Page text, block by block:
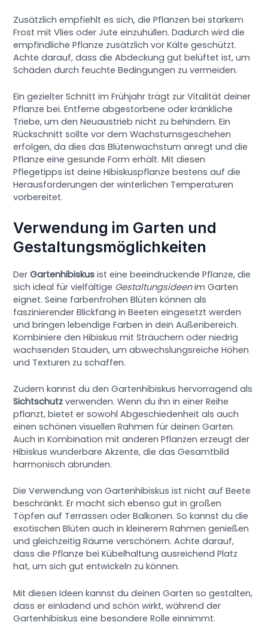
Zusätzlich empfiehlt es sich, die Pflanzen bei starkem
Frost mit Vlies oder Jute einzuhüllen. Dadurch wird die
empfindliche Pflanze zusätzlich vor Kälte geschützt.
Achte darauf, dass die Abdeckung gut belüftet ist, um
Schäden durch feuchte Bedingungen zu vermeiden.
Ein gezielter Schnitt im Frühjahr trägt zur Vitalität deiner
Pflanze bei. Entferne abgestorbene oder kränkliche
Triebe, um den Neuaustrieb nicht zu behindern. Ein
Rückschnitt sollte vor dem Wachstumsgeschehen
erfolgen, da dies das Blütenwachstum anregt und die
Pflanze eine gesunde Form erhält. Mit diesen
Pflegetipps ist deine Hibiskuspflanze bestens auf die
Herausforderungen der winterlichen Temperaturen
vorbereitet.
Verwendung im Garten und
Gestaltungsmöglichkeiten
DerGartenhibiskus ist eine beeindruckende Pflanze, die
sich ideal für vielfältige Gestaltungsideenim Garten
eignet. Seine farbenfrohen Blüten können als
faszinierender Blickfang in Beeten eingesetzt werden
und bringen lebendige Farben in dein Außenbereich.
Kombiniere den Hibiskus mit Sträuchern oder niedrig
wachsenden Stauden, um abwechslungsreiche Höhen
und Texturen zu schaffen.
Zudem kannst du den Gartenhibiskus hervorragend als
Sichtschutz verwenden. Wenn du ihn in einer Reihe
pflanzt, bietet er sowohl Abgeschiedenheit als auch
einen schönen visuellen Rahmen für deinen Garten.
Auch in Kombination mit anderen Pflanzen erzeugt der
Hibiskus wunderbare Akzente, die das Gesamtbild
harmonisch abrunden.
Die Verwendung von Gartenhibiskus ist nicht auf Beete
beschränkt. Er macht sich ebenso gut in großen
Töpfen auf Terrassen oder Balkonen. So kannst du die
exotischen Blüten auch in kleinerem Rahmen genießen
und gleichzeitig Räume verschönern. Achte darauf,
dass die Pflanze bei Kübelhaltung ausreichend Platz
hat, um sich gut entwickeln zu können.
Mit diesen Ideen kannst du deinen Garten so gestalten,
dass er einladend und schön wirkt, während der
Gartenhibiskus eine besondere Rolle einnimmt.